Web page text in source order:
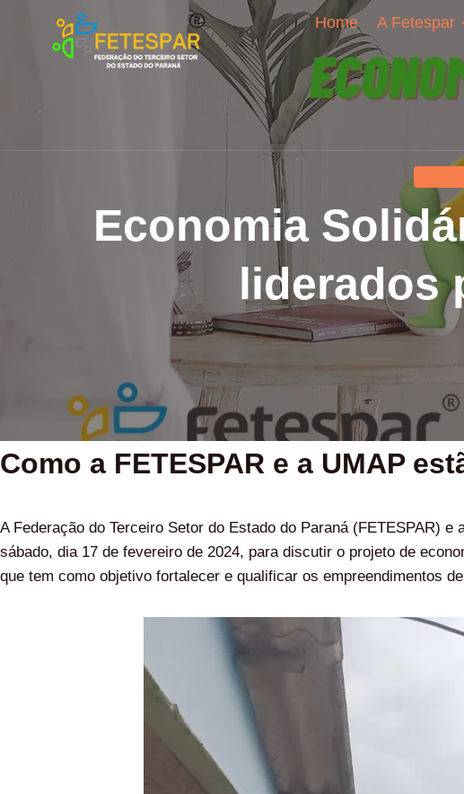
Home A Fetespar
Economia
liderados
Como a FETESPAR e a UMAP
A Federação do Terceiro Setor do Estado do Paraná (FETESPAR)
sábado, dia 17 de fevereiro de 2024, para discutir o projeto de
que tem como objetivo fortalecer e qualificar os empreendimentos